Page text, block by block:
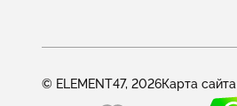
© ELEMENT47, 2026Карта сайта